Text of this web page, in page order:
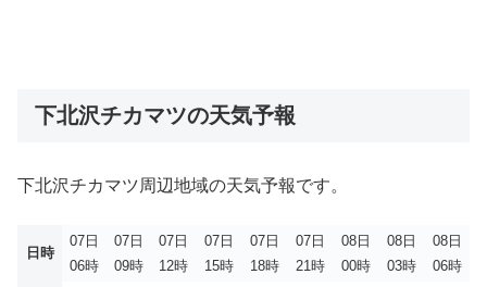
下北沢チカマツの天気予報
下北沢チカマツ周辺地域の天気予報です。
日時
07日
06時
07日
09時
07日
12時
07日
15時
07日
18時
07日
21時
08日
00時
08日
03時
08日
06時